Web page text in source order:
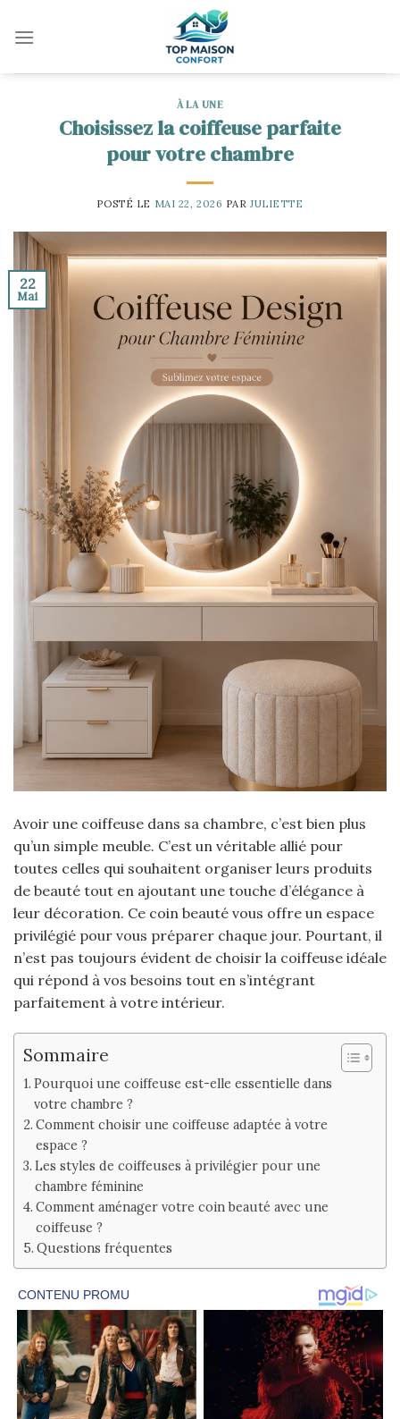
À LA UNE
Choisissez la coiffeuse parfaite
pour votre chambre
POSTÉ LE MAI 22, 2026 PARJULIETTE
22
Mai
Avoir une coiffeuse dans sa chambre, c’est bien plus
qu’un simple meuble. C’est un véritable allié pour
toutes celles qui souhaitent organiser leurs produits
de beauté tout en ajoutant une touche d’élégance à
leur décoration. Ce coin beauté vous offre un espace
privilégié pour vous préparer chaque jour. Pourtant, il
n’est pas toujours évident de choisir la coiffeuse idéale
qui répond à vos besoins tout en s’intégrant
parfaitement à votre intérieur.
Sommaire
Pourquoi une coiffeuse est-elle essentielle dans
votre chambre ?
Comment choisir une coiffeuse adaptée à votre
espace ?
Les styles de coiffeuses à privilégier pour une
chambre féminine
Comment aménager votre coin beauté avec une
coiffeuse ?
Questions fréquentes